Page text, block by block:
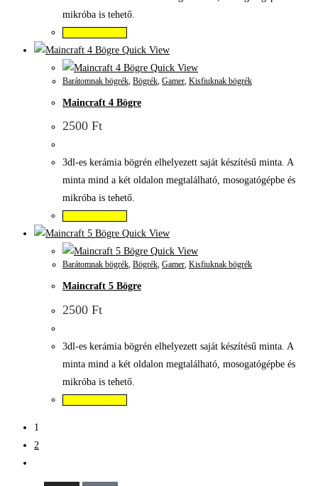
mikróba is tehető.
Quick View
Quick View
Barátomnak bögrék, Bögrék, Gamer, Kisfiuknak bögrék
Maincraft 4 Bögre
2500 Ft
3dl-es kerámia bögrén elhelyezett saját készítésű minta. A
minta mind a két oldalon megtalálható, mosogatógépbe és
mikróba is tehető.
Quick View
Quick View
Barátomnak bögrék, Bögrék, Gamer, Kisfiuknak bögrék
Maincraft 5 Bögre
2500 Ft
3dl-es kerámia bögrén elhelyezett saját készítésű minta. A
minta mind a két oldalon megtalálható, mosogatógépbe és
mikróba is tehető.
1
2